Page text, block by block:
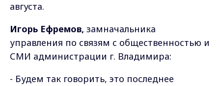
августа.
Игорь Ефремов, замначальника
управления по связям с общественностью и
СМИ администрации г. Владимира:
- Будем так говорить, это последнее